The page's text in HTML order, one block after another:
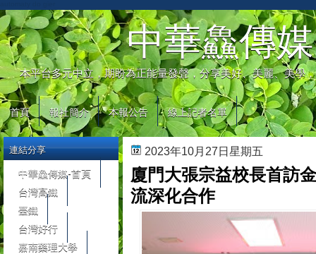
中華鱻傳媒
本平台多元中立，期盼為正能量發聲，分享美好、美麗、美學
首頁 報社簡介 本報公告 線上記者名單
2023年10月27日星期五
廈門大張宗益校長首訪
流深化合作
連結分享
中華鱻傳媒-首頁
台灣高鐵
臺鐵
台灣好行
嘉南藥理大學